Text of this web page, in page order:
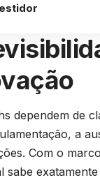
dependem de
a
Com o
sabe